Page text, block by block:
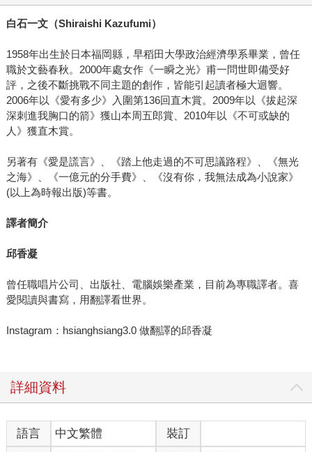
白石一文（Shiraishi Kazufumi）
1958年出生於日本福岡縣，早稻田大學政治經濟學系畢業，曾任
職於文藝春秋。2000年處女作《一瞬之光》甫一問世即備受好
評，之後不斷挑戰不同主題的創作，皆能引起讀者極大迴響。
2006年以《愛有多少》入圍第136回直木賞。2009年以《拔起深
深刺進我胸口的箭》獲山本周五郎賞、2010年以《不可或缺的
人》獲直木賞。
另著有《愛是謊言》、《踏上他走過的不可思議路程》、《無光
之海》、《一億元的分手費》、《沒有你，我無法成為小說家》
(以上為時報出版)等書。
譯者簡介
邱香凝
曾任職唱片公司、出版社、電腦娛樂產業，目前為專職譯者。喜
愛閱讀與書寫，用翻譯看世界。
Instagram：hsianghsiang3.0 做翻譯的邱香凝
詳細資料
語言 中文繁體
裝訂